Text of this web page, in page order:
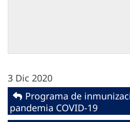
3 Dic 2020
Programa de
pandemia COVID-19